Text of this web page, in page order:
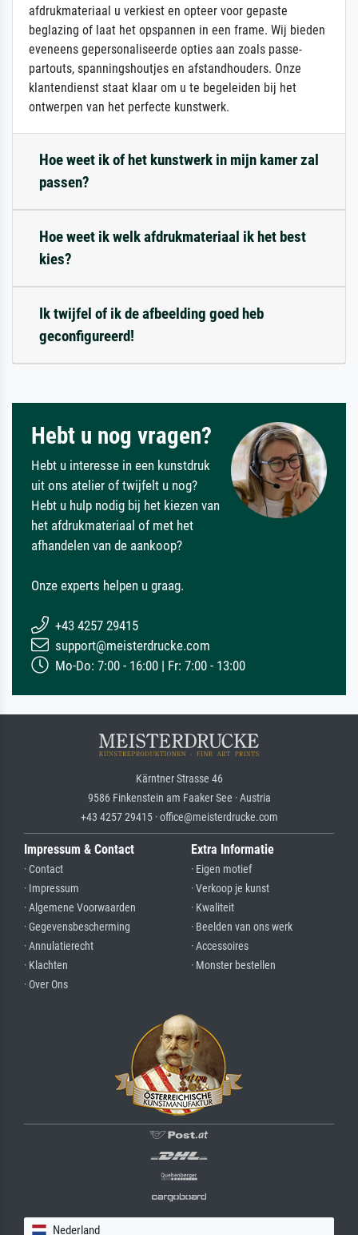
afdrukmateriaal u verkiest en opteer voor gepaste
beglazing of laat het opspannen in een frame. Wij bieden
eveneens gepersonaliseerde opties aan zoals passe-
partouts, spanningshoutjes en afstandhouders. Onze
klantendienst staat klaar om u te begeleiden bij het
ontwerpen van het perfecte kunstwerk.
Hoe weet ik of het kunstwerk in mijn kamer zal
passen?
Hoe weet ik welk afdrukmateriaal ik het best
kies?
Ik twijfel of ik de afbeelding goed heb
geconfigureerd!
Hebt u nog vragen?
Hebt u interesse in een kunstdruk
uit ons atelier of twijfelt u nog?
Hebt u hulp nodig bij het kiezen van
het afdrukmateriaal of met het
afhandelen van de aankoop?
Onze experts helpen u graag.
+43 4257 29415
support@meisterdrucke.com
Mo-Do: 7:00 - 16:00 | Fr: 7:00 - 13:00
Kärntner Strasse 46
9586 Finkenstein am Faaker See · Austria
+43 4257 29415 · office@meisterdrucke.com
Impressum & Contact
· Contact
· Impressum
· Algemene Voorwaarden
· Gegevensbescherming
· Annulatierecht
· Klachten
· Over Ons
Extra Informatie
· Eigen motief
· Verkoop je kunst
· Kwaliteit
· Beelden van ons werk
· Accessoires
· Monster bestellen
Nederland